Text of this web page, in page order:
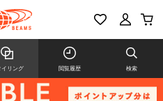
イリング 閲覧履歴 検索